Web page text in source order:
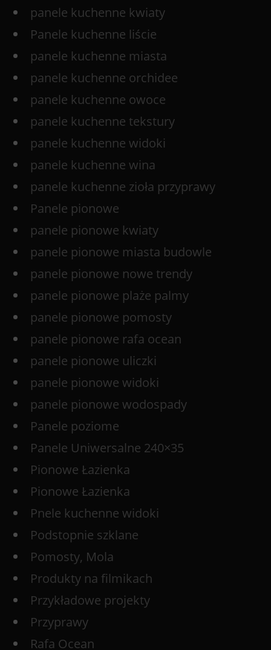
panele kuchenne kwiaty
Panele kuchenne liście
panele kuchenne miasta
panele kuchenne orchidee
panele kuchenne owoce
panele kuchenne tekstury
panele kuchenne widoki
panele kuchenne wina
panele kuchenne zioła przyprawy
Panele pionowe
panele pionowe kwiaty
panele pionowe miasta budowle
panele pionowe nowe trendy
panele pionowe plaże palmy
panele pionowe pomosty
panele pionowe rafa ocean
panele pionowe uliczki
panele pionowe widoki
panele pionowe wodospady
Panele poziome
Panele Uniwersalne 240×35
Pionowe Łazienka
Pionowe Łazienka
Pnele kuchenne widoki
Podstopnie szklane
Pomosty, Mola
Produkty na filmikach
Przykładowe projekty
Przyprawy
Rafa Ocean